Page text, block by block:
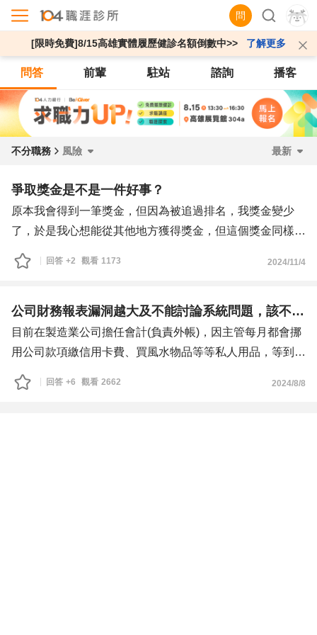
問
[限時免費]8/15高雄實體履歷健診名額倒數中>> 了解更多
問答 前輩 駐站 諮詢 播客
不分職務 風險 最新
爭取獎金是不是一件好事？
原本我會得到一筆獎金，但因為被追過排名，我獎金變少
了，於是我心想能從其他地方獲得獎金，但這個獎金同樣要
與人爭，那些人都是幫助過我的人，我如果在這個項目和他
們爭我一定能拿到並把其中一個人擠出去，但這樣對幫助我
以我究竟要不要為了更多的獎金而冒這個風險呢？
回答 +2 觀看 1173 2024/11/4
公司財務報表漏洞越大及不能討論系統問題，該不該換工作?
目前在製造業公司擔任會計(負責外帳)，因主管每月都會挪
用公司款項繳信用卡費、買風水物品等等私人用品，等到花
到沒錢就怪說是哪裡的問題導致公司沒錢，都不承認是花到
私人費用去，硬指責說是買文具用品、清潔用品等。
回答 +6 觀看 2662 2024/8/8